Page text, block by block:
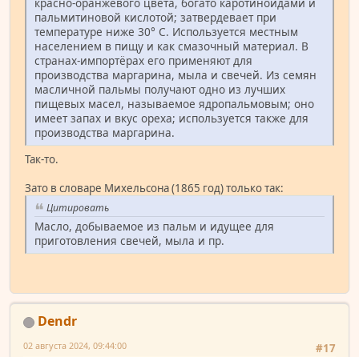
пальмитиновой кислотой; затвердевает при
температуре ниже 30° С. Используется местным
населением в пищу и как смазочный материал. В
странах-импортёрах его применяют для
производства маргарина, мыла и свечей. Из семян
масличной пальмы получают одно из лучших
пищевых масел, называемое ядропальмовым; оно
имеет запах и вкус ореха; используется также для
производства маргарина.
Так-то.
Зато в словаре Михельсона (1865 год) только так:
Цитировать
Масло, добываемое из пальм и идущее для
приготовления свечей, мыла и пр.
Dendr
#17
02 августа 2024, 09:44:00